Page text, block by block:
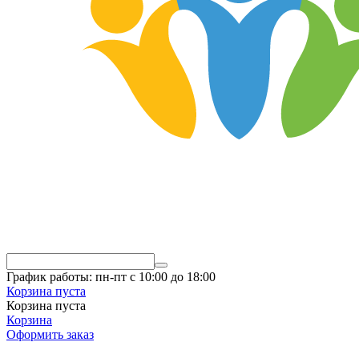
График работы: пн-пт с 10:00 до 18:00
Корзина пуста
Корзина пуста
Корзина
Оформить заказ